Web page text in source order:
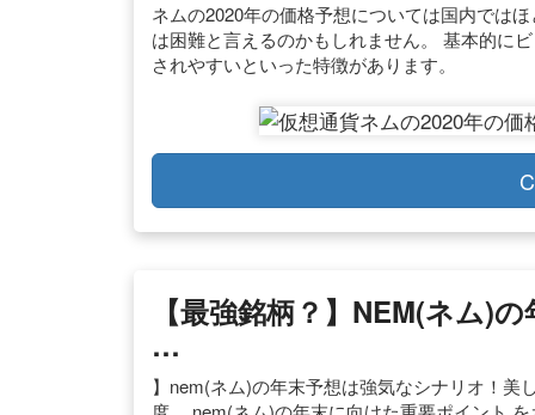
ネムの2020年の価格予想については国内では
は困難と言えるのかもしれません。 基本的に
されやすいといった特徴があります。
【最強銘柄？】NEM(ネム)
…
】nem(ネム)の年末予想は強気なシナリオ！